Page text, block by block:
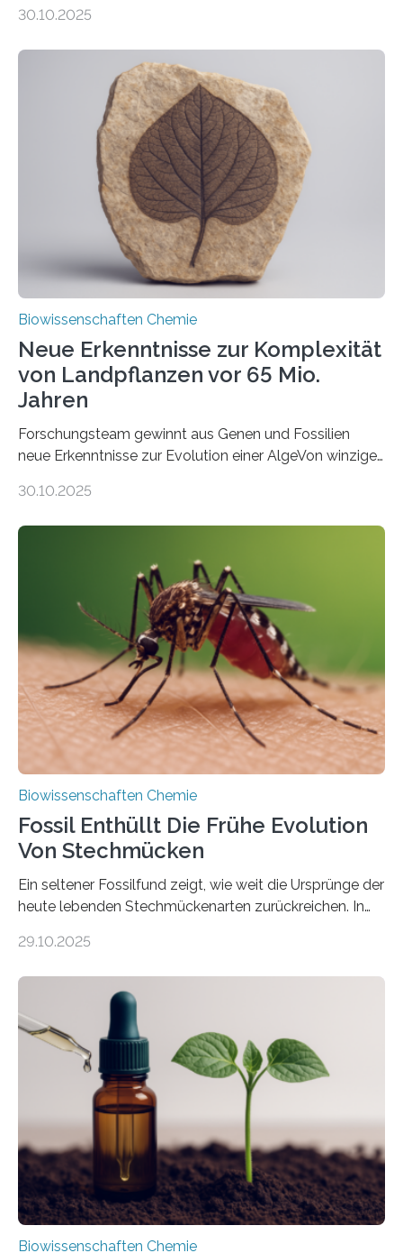
erfüllen können, müssen zahlreiche Enzyme präzise in
der Ruhr-Universität Bochum um Prof. Dr. Ralf Erdmann
und Dr. Ismaila Francis Yusuf hat nun einen bislang
unbekannten Qualitätskontrollmechanismus des
peroxisomalen Proteintransports in der Bäckerhefe
Saccharomyces cerevisiae entdeckt, der für die
Funktionsfähigkeit der Organellen entscheidend ist. Die
Studie wurde am 28. Oktober 2025 in der
Fachzeitschrift…
30.10.2025
Biowissenschaften Chemie
Neue Erkenntnisse zur Komplexität
von Landpflanzen vor 65 Mio.
Jahren
Forschungsteam gewinnt aus Genen und Fossilien
neue Erkenntnisse zur Evolution einer AlgeVon winzigen
Landpflanzen zählen zu den komplexesten
Grünalgen, die vor Hunderten von Millionen Jahren
lebten. Unter den Vorfahren sticht eine Gruppe heraus,
die noch heute in der Natur vorkommt: die
Süßwasseralge Coleochaetophyceae. Einige Arten
dieser Gruppe bilden aus Zellfäden dichte Geflechte
mit scheibenförmiger Gestalt. Was auffällig ist: Die
nächsten…
30.10.2025
Biowissenschaften Chemie
Fossil Enthüllt Die Frühe Evolution
Von Stechmücken
Ein seltener Fossilfund zeigt, wie weit die Ursprünge der
heute lebenden Stechmückenarten zurückreichen. In
Forschende die bisher älteste bekannte Stechmücken-
Region Kachin in Myanmar und hat sich in
ausgezeichnetem Zustand erhalten. Es konnte als neue
Art einer neuen Gattung beschrieben werden und trägt
nun den Namen Cretosabethes primaevus. Dieser erste
fossile Nachweis einer Stechmückenlarve in Bernstein
stellt gleichzeitig den ersten Fossilfund einer
Mückenlarve aus dem Mesozoikum dar, denn…
29.10.2025
Biowissenschaften Chemie